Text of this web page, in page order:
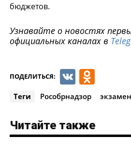
бюджетов.
Узнавайте о новостях
официальных каналах в
ПОДЕЛИТЬСЯ: VK
Теги Рособрнадзор экзамен
Читайте также